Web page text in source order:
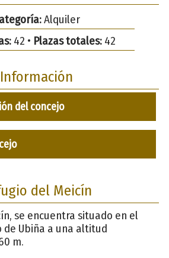
Alquiler
42 • Plazas totales:42
Información
del concejo
del Meicín
se encuentra situado en el
de Ubiña a una altitud
m.